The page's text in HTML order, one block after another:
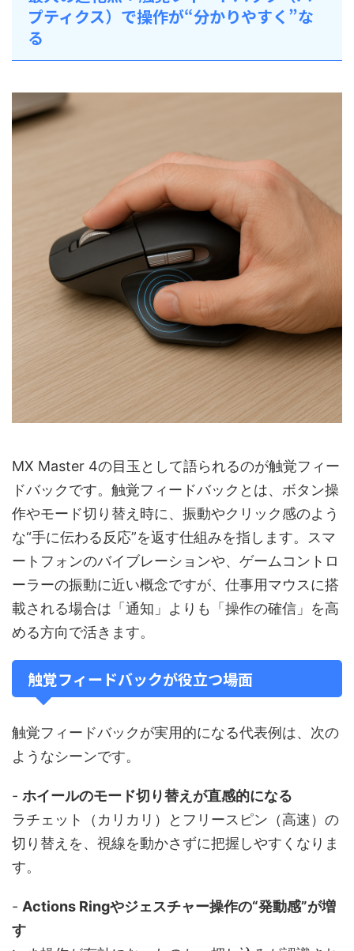
プティクス）で操作が“分かりやすく”な
る
MX Master 4の目玉として語られるのが触覚フィー
ドバックです。触覚フィードバックとは、ボタン操
作やモード切り替え時に、振動やクリック感のよう
な“手に伝わる反応”を返す仕組みを指します。スマ
ートフォンのバイブレーションや、ゲームコントロ
ーラーの振動に近い概念ですが、仕事用マウスに搭
載される場合は「通知」よりも「操作の確信」を高
める方向で活きます。
触覚フィードバックが役立つ場面
触覚フィードバックが実用的になる代表例は、次の
ようなシーンです。
- ホイールのモード切り替えが直感的になる
ラチェット（カリカリ）とフリースピン（高速）の
切り替えを、視線を動かさずに把握しやすくなりま
す。
- Actions Ringやジェスチャー操作の“発動感”が増
す